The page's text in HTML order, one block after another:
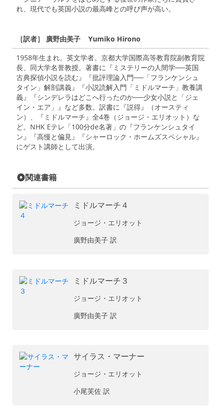
れ、現代でも英国小説の最高峰との呼び声が高い。
［訳者］ 廣野由美子 Yumiko Hirono
1958年生まれ。英文学者。京都大学国際高等教育院副教育院
長、同大学名誉教授。著書に『ミステリーの人間学──英国
古典探偵小説を読む』『批評理論入門──「フランケンシュ
タイン」解剖講義』『小説読解入門「ミドルマーチ」教養講
義』『シンデレラはどこへ行ったのか──少女小説と「ジェ
イン・エア」』など多数。訳書に『説得』（オースティ
ン）、『ミドルマーチ』全4巻（ジョージ・エリオット）な
ど。NHK Eテレ「100分de名著」の『フランケンシュタイ
ン』『高慢と偏見』『シャーロック・ホームズスペシャル』
にゲスト講師として出演。
関連書籍
ミドルマーチ４
ジョージ・エリオット
廣野由美子 訳
ミドルマーチ３
ジョージ・エリオット
廣野由美子 訳
サイラス・マーナー
ジョージ・エリオット
小尾芙佐 訳